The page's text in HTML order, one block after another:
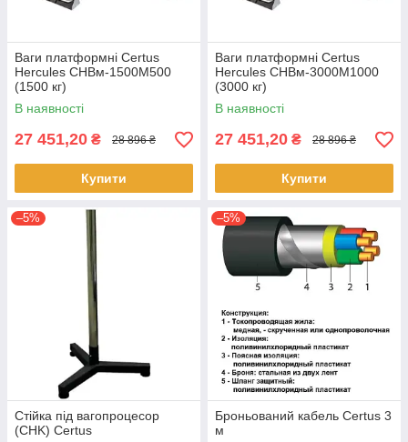
Ваги платформні Certus
Hercules СНВм-1500М500
(1500 кг)
В наявності
27 451,20 ₴ 28 896 ₴
Купити
Ваги платформні Certus
Hercules СНВм-3000М1000
(3000 кг)
В наявності
27 451,20 ₴ 28 896 ₴
Купити
–5%
Стійка під вагопроцесор
(CHK) Certus
–5%
Броньований кабель Certus 3
м